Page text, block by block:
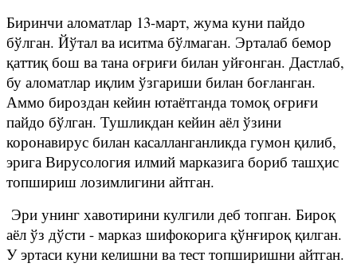
Биринчи аломатлар 13-март, жума куни пайдо
бўлган. Йўтал ва иситма бўлмаган. Эрталаб бемор
қаттиқ бош ва тана оғриғи билан уйғонган. Дастлаб,
бу аломатлар иқлим ўзгариши билан боғланган.
Аммо бироздан кейин ютаётганда томоқ оғриғи
пайдо бўлган. Тушликдан кейин аёл ўзини
коронавирус билан касалланганликда гумон қилиб,
эрига Вирусология илмий марказига бориб ташҳис
топшириш лозимлигини айтган.
Эри унинг хавотирини кулгили деб топган. Бироқ
аёл ўз дўсти - марказ шифокорига қўнғироқ қилган.
У эртаси куни келишни ва тест топширишни айтган.